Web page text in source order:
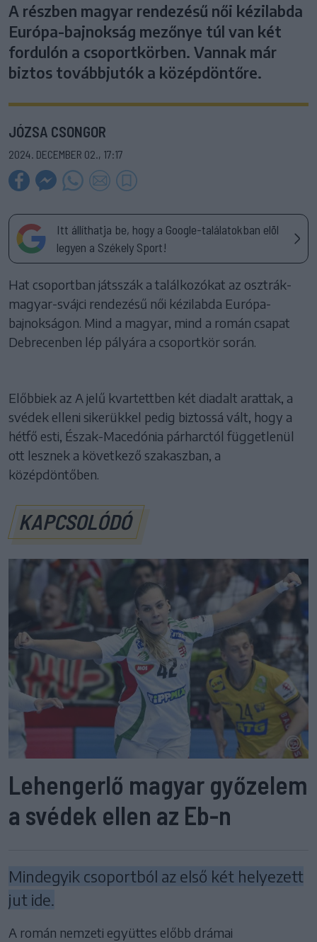
A részben magyar rendezésű női kézilabda
Európa-bajnokság mezőnye túl van két
fordulón a csoportkörben. Vannak már
biztos továbbjutók a középdöntőre.
JÓZSA CSONGOR
2024. DECEMBER 02., 17:17
Itt állíthatja be, hogy a Google-találatokban elöl
legyen a Székely Sport!
Hat csoportban játsszák a találkozókat az osztrák-
magyar-svájci rendezésű női kézilabda Európa-
bajnokságon. Mind a magyar, mind a román csapat
Debrecenben lép pályára a csoportkör során.
Előbbiek az A jelű kvartettben két diadalt arattak, a
svédek elleni sikerükkel pedig biztossá vált, hogy a
hétfő esti, Észak-Macedónia párharctól függetlenül
ott lesznek a következő szakaszban, a
középdöntőben.
KAPCSOLÓDÓ
Lehengerlő magyar győzelem
a svédek ellen az Eb-n
Mindegyik csoportból az első két helyezett
jut ide.
A román nemzeti együttes előbb drámai